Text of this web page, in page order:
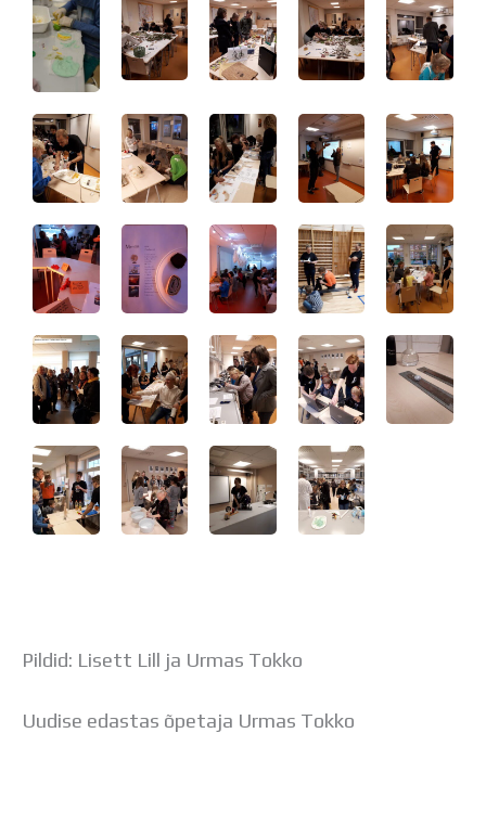
Pildid: Lisett Lill ja Urmas Tokko
Uudise edastas õpetaja Urmas Tokko